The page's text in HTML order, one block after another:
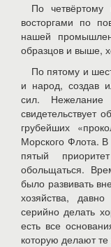
По четвёртому
восторгами по
нашей
образцов и выше,
По пятому и
и народ, создав
сил. Нежелание
свидетельствует
грубейших
Морского Флота.
пятый
обольщаться.
было развивать
хозяйства,
серийно делать
есть все
которую делают